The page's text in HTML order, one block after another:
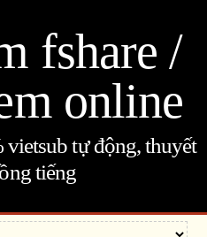
fshare /
online
tự động, thuyết
tiếng